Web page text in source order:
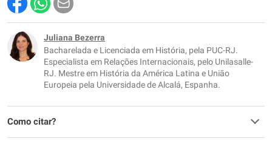
Este conteúdo contém informação incorreta
Este conteúdo não tem a informação que procuro
Outro
Juliana Bezerra
Bacharelada e Licenciada em História, pela PUC-RJ.
Especialista em Relações Internacionais, pelo Unilasalle-
RJ. Mestre em História da América Latina e União
Europeia pela Universidade de Alcalá, Espanha.
Como citar?